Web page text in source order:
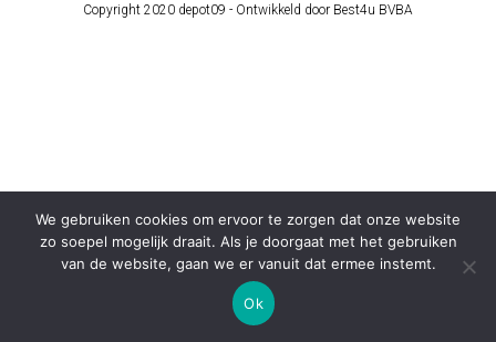
Copyright 2020 depot09 - Ontwikkeld door Best4u BVBA
We gebruiken cookies om ervoor te zorgen dat onze website
zo soepel mogelijk draait. Als je doorgaat met het gebruiken
van de website, gaan we er vanuit dat ermee instemt.
Ok